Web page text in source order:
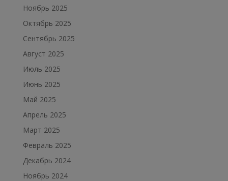
Ноябрь 2025
Октябрь 2025
Сентябрь 2025
Август 2025
Июль 2025
Июнь 2025
Май 2025
Апрель 2025
Март 2025
Февраль 2025
Декабрь 2024
Ноябрь 2024